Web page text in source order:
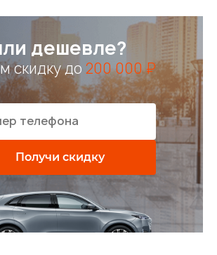
дешевле?
скидку до 200 000 ₽
Получи скидку